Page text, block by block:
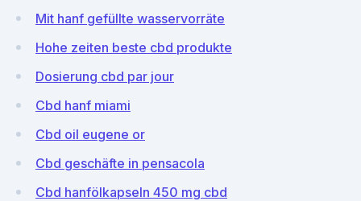
Mit hanf gefüllte wasservorräte
Hohe zeiten beste cbd produkte
Dosierung cbd par jour
Cbd hanf miami
Cbd oil eugene or
Cbd geschäfte in pensacola
Cbd hanfölkapseln 450 mg cbd